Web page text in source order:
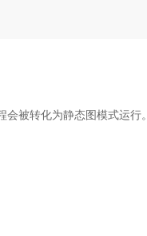
被转化为静态图模式运行。